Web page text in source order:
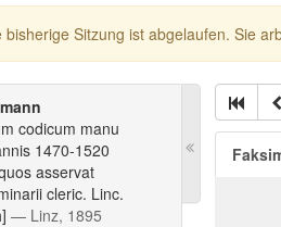
bisherige Sitzung ist abgelaufen. Sie
codicum manu
1470-1520
asservat
cleric. Linc.
— Linz, 1895